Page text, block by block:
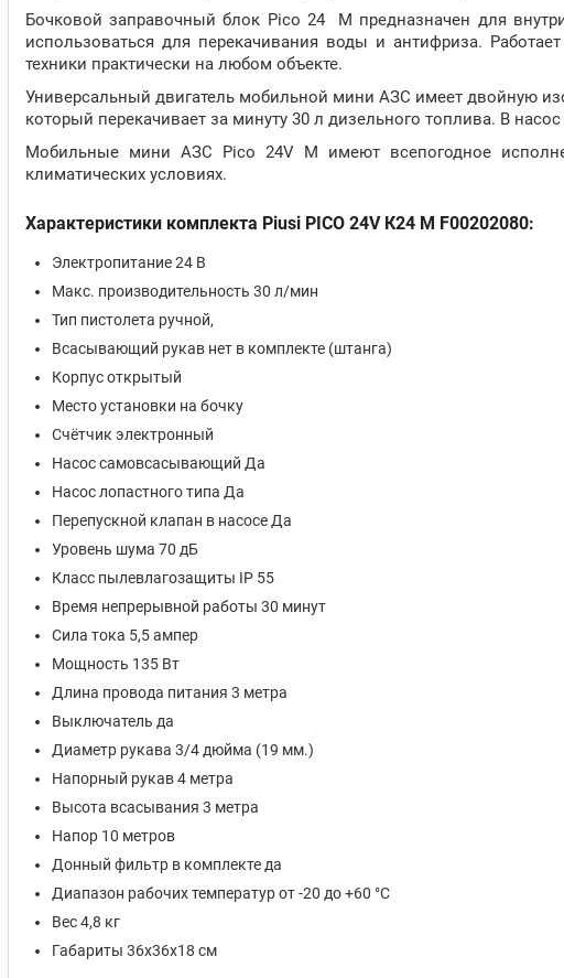
Бочковой заправочный блок Pico 24 M предназначен для
использоваться для перекачивания воды и антифриза.
техники практически на любом объекте.
Универсальный двигатель мобильной мини АЗС имеет двойную
который перекачивает за минуту 30 л дизельного топлива. В
Мобильные мини АЗС Pico 24V M имеют всепогодное
климатических условиях.
Характеристики комплекта Piusi PICO 24V К24 М F00202080:
Электропитание 24 В
Макс. производительность 30 л/мин
Тип пистолета ручной,
Всасывающий рукав нет в комплекте (штанга)
Корпус открытый
Место установки на бочку
Счётчик электронный
Насос самовсасывающий Да
Насос лопастного типа Да
Перепускной клапан в насосе Да
Уровень шума 70 дБ
Класс пылевлагозащиты IP 55
Время непрерывной работы 30 минут
Сила тока 5,5 ампер
Мощность 135 Вт
Длина провода питания 3 метра
Выключатель да
Диаметр рукава 3/4 дюйма (19 мм.)
Напорный рукав 4 метра
Высота всасывания 3 метра
Напор 10 метров
Донный фильтр в комплекте да
Диапазон рабочих температур от -20 до +60 °С
Вес 4,8 кг
Габариты 36x36x18 см